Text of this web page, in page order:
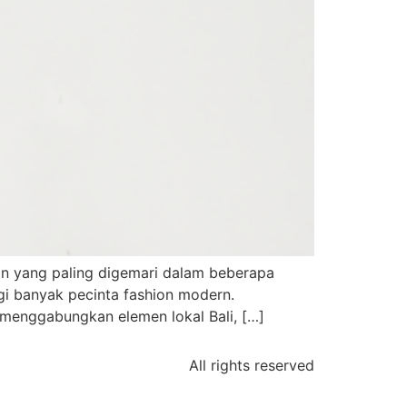
yang paling digemari dalam beberapa
banyak pecinta fashion modern.
elemen lokal Bali, […]
All rights reserved